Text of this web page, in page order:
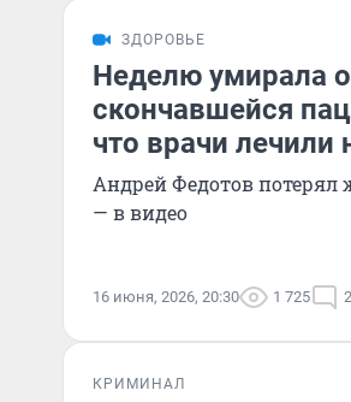
ЗДОРОВЬЕ
Неделю умирала
скончавшейся
что врачи лечили
Андрей Федотов потерял
— в видео
16 июня, 2026, 20:30 1 725 2
КРИМИНАЛ